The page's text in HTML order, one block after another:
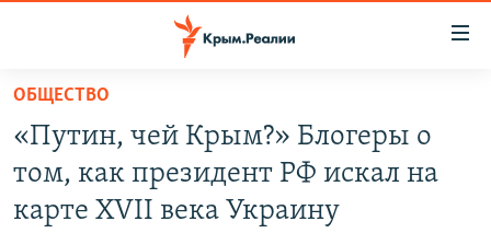
Вернуться
основному
содержанию
СПЕЦПРОЕКТЫ
ОБЩЕСТВО
«Путин, чей Крым?» Блогеры о
том, как президент РФ искал на
карте XVII века Украину